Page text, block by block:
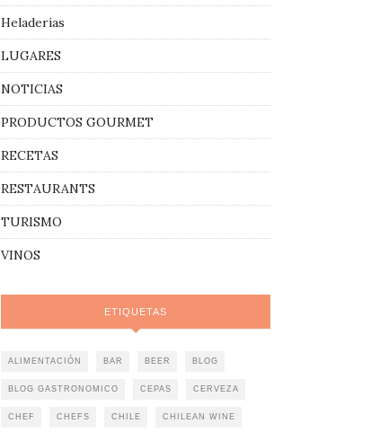
Heladerías
LUGARES
NOTICIAS
PRODUCTOS GOURMET
RECETAS
RESTAURANTS
TURISMO
VINOS
ETIQUETAS
ALIMENTACIÓN BAR BEER BLOG
BLOG GASTRONOMICO CEPAS CERVEZA
CHEF CHEFS CHILE CHILEAN WINE